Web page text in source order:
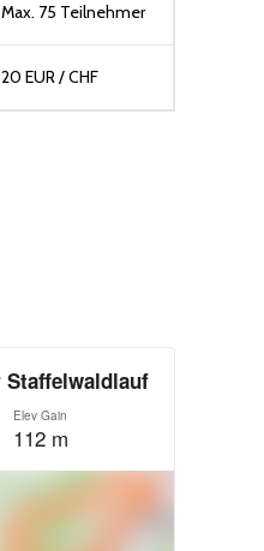
Max. 75 Teilnehmer
20 EUR / CHF